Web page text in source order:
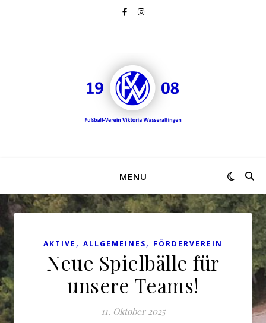
MENU
AKTIVE , ALLGEMEINES, FÖRDERVEREIN
Neue Spielbälle für
unsere Teams!
11. Oktober 2025